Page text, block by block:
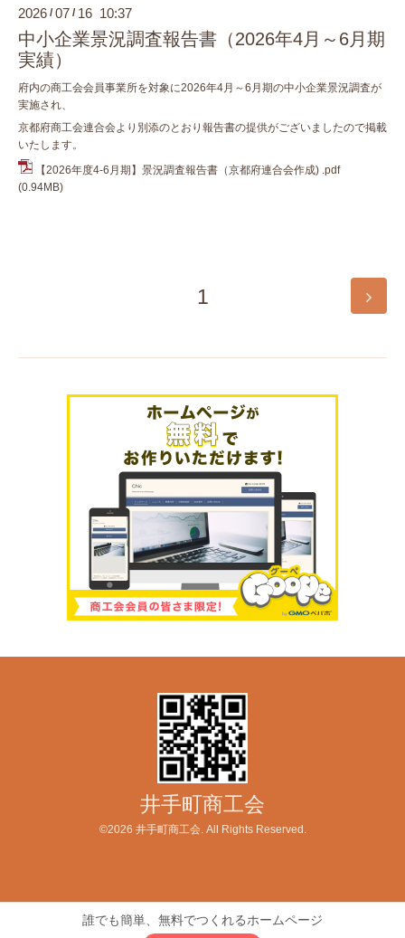
2026 /07 / 16 10:37
中小企業景況調査報告書（2026年4月～6月期
実績）
府内の商工会会員事業所を対象に2026年4月～6月期の中小企業景況調査が
実施され、
京都府商工会連合会より別添のとおり報告書の提供がございましたので掲載
いたします。
【2026年度4-6月期】景況調査報告書（京都府連合会作成) .pdf
(0.94MB)
1
井手町商工会
©2026 井手町商工会. All Rights Reserved.
誰でも簡単、無料でつくれるホームページ